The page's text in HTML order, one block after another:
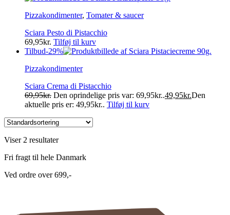
Pizzakondimenter, Tomater & saucer
Sciara Pesto di Pistacchio
69,95kr. Tilføj til kurv
Tilbud-29%
Pizzakondimenter
Sciara Crema di Pistacchio
69,95kr. Den oprindelige pris var: 69,95kr..49,95kr.Den
aktuelle pris er: 49,95kr.. Tilføj til kurv
Viser 2 resultater
Fri fragt til hele Danmark
Ved ordre over 699,-